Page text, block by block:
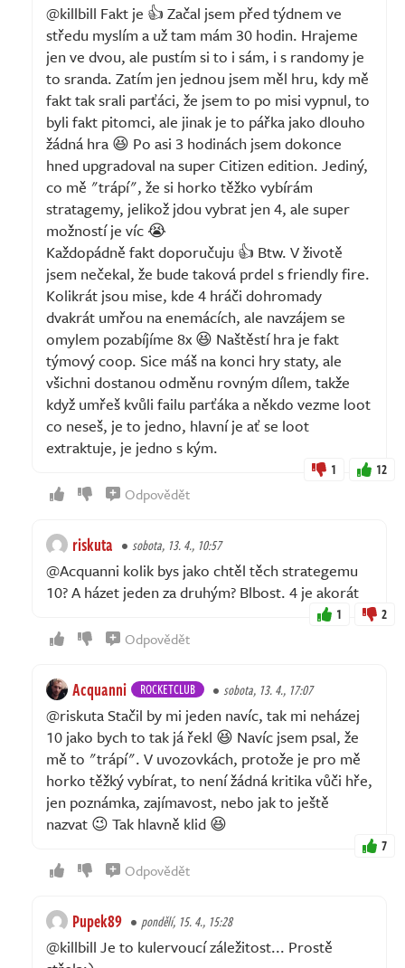
@killbill Fakt je 👍 Začal jsem před týdnem ve
středu myslím a už tam mám 30 hodin. Hrajeme
jen ve dvou, ale pustím si to i sám, i s randomy je
to sranda. Zatím jen jednou jsem měl hru, kdy mě
fakt tak srali parťáci, že jsem to po misi vypnul, to
byli fakt pitomci, ale jinak je to pářka jako dlouho
žádná hra 😆 Po asi 3 hodinách jsem dokonce
hned upgradoval na super Citizen edition. Jediný,
co mě "trápí", že si horko těžko vybírám
stratagemy, jelikož jdou vybrat jen 4, ale super
možností je víc 😭
Každopádně fakt doporučuju 👍 Btw. V životě
jsem nečekal, že bude taková prdel s friendly fire.
Kolikrát jsou mise, kde 4 hráči dohromady
dvakrát umřou na enemácích, ale navzájem se
omylem pozabíjíme 8x 😆 Naštěstí hra je fakt
týmový coop. Sice máš na konci hry staty, ale
všichni dostanou odměnu rovným dílem, takže
když umřeš kvůli failu parťáka a někdo vezme loot
co neseš, je to jedno, hlavní je ať se loot
extraktuje, je jedno s kým.
1 12
Odpovědět
riskuta sobota, 13. 4., 10:57
@Acquanni kolik bys jako chtěl těch strategemu
10? A házet jeden za druhým? Blbost. 4 je akorát
1 2
Odpovědět
Acquanni ROCKETCLUB sobota, 13. 4., 17:07
@riskuta Stačil by mi jeden navíc, tak mi neházej
10 jako bych to tak já řekl 😆 Navíc jsem psal, že
mě to "trápí". V uvozovkách, protože je pro mě
horko těžký vybírat, to není žádná kritika vůči hře,
jen poznámka, zajímavost, nebo jak to ještě
nazvat 😉 Tak hlavně klid 😆
7
Odpovědět
Pupek89 pondělí, 15. 4., 15:28
@killbill Je to kulervoucí záležitost... Prostě